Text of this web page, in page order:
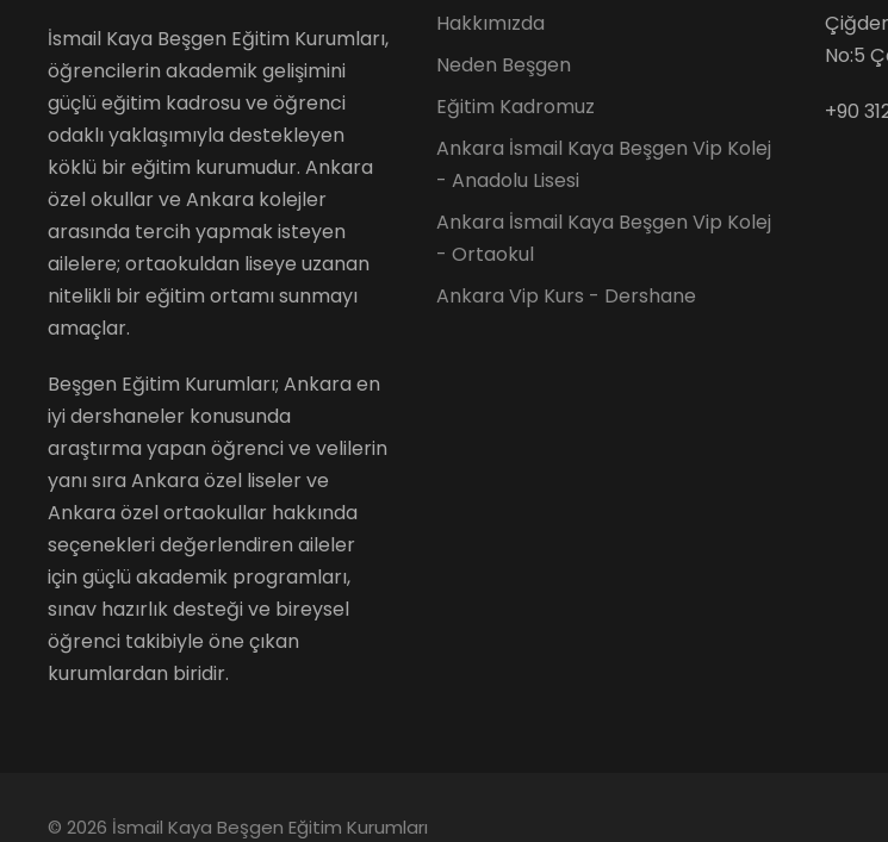
İsmail Kaya Beşgen Eğitim Kurumları,
öğrencilerin akademik gelişimini
güçlü eğitim kadrosu ve öğrenci
odaklı yaklaşımıyla destekleyen
köklü bir eğitim kurumudur. Ankara
özel okullar ve Ankara kolejler
arasında tercih yapmak isteyen
ailelere; ortaokuldan liseye uzanan
nitelikli bir eğitim ortamı sunmayı
amaçlar.
Beşgen Eğitim Kurumları; Ankara en
iyi dershaneler konusunda
araştırma yapan öğrenci ve velilerin
yanı sıra Ankara özel liseler ve
Ankara özel ortaokullar hakkında
seçenekleri değerlendiren aileler
için güçlü akademik programları,
sınav hazırlık desteği ve bireysel
öğrenci takibiyle öne çıkan
kurumlardan biridir.
Hakkımızda
Neden Beşgen
Eğitim Kadromuz
Ankara İsmail Kaya Beşgen Vip Kolej
- Anadolu Lisesi
Ankara İsmail Kaya Beşgen Vip Kolej
- Ortaokul
Ankara Vip Kurs - Dershane
No:5
+90
© 2026 İsmail Kaya Beşgen Eğitim Kurumları